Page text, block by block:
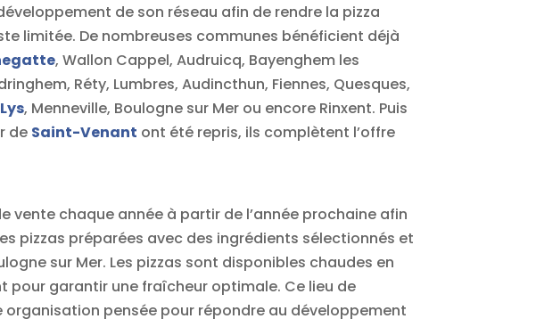
de son réseau afin de rendre la pizza
limitée. De nombreuses communes bénéficient déjà
, Wallon Cappel, Audruicq, Bayenghem les
Réty, Lumbres, Audincthun, Fiennes, Quesques,
, Menneville, Boulogne sur Mer ou encore Rinxent. Puis
de Saint-Venant ont été repris, ils complètent l’offre
vente chaque année à partir de l’année prochaine afin
pizzas préparées avec des ingrédients sélectionnés et
sur Mer. Les pizzas sont disponibles chaudes en
garantir une fraîcheur optimale. Ce lieu de
pensée pour répondre au développement